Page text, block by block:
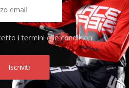
i termini e le condizioni